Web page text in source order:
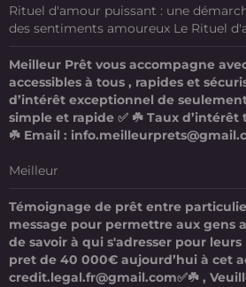
Rituel d'amour puissant : une
des sentiments amoureux Le Rituel
Meilleur Prêt vous accompagne
accessibles à tous , rapides et
d’intérêt exceptionnel de
simple et rapide ✅ ☘️ Taux d’intérêt
☘️ Email :
Meilleur
Témoignage de prêt entre
message pour permettre aux gens
de savoir à qui s'adresser pour leurs
pret de 40 000€ aujourd’hui à cet
credit.legal.fr@gmail.com✅☘️ ,